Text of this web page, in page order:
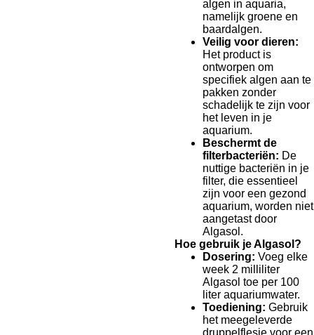
algen in aquaria,
namelijk groene en
baardalgen.
Veilig voor dieren:
Het product is
ontworpen om
specifiek algen aan te
pakken zonder
schadelijk te zijn voor
het leven in je
aquarium.
Beschermt de
filterbacteriën: De
nuttige bacteriën in je
filter, die essentieel
zijn voor een gezond
aquarium, worden niet
aangetast door
Algasol.
Hoe gebruik je Algasol?
Dosering: Voeg elke
week 2 milliliter
Algasol toe per 100
liter aquariumwater.
Toediening: Gebruik
het meegeleverde